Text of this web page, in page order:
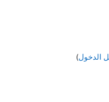
الدخول)